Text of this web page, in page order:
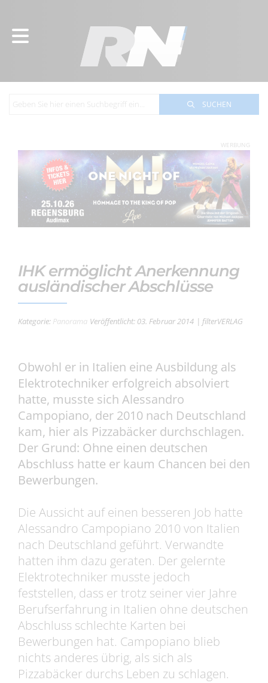
SUCHEN
WERBUNG
IHK ermöglicht Anerkennung
ausländischer Abschlüsse
Kategorie: Panorama Veröffentlicht: 03. Februar 2014 | filterVERLAG
Obwohl er in Italien eine Ausbildung als
Elektrotechniker erfolgreich absolviert
hatte, musste sich Alessandro
Campopiano, der 2010 nach Deutschland
kam, hier als Pizzabäcker durchschlagen.
Der Grund: Ohne einen deutschen
Abschluss hatte er kaum Chancen bei den
Bewerbungen.
Die Aussicht auf einen besseren Job hatte
Alessandro Campopiano 2010 von Italien
nach Deutschland geführt. Verwandte
hatten ihm dazu geraten. Der gelernte
Elektrotechniker musste jedoch
feststellen, dass er trotz seiner vier Jahre
Berufserfahrung in Italien ohne deutschen
Abschluss schlechte Karten bei
Bewerbungen hat. Campopiano blieb
nichts anderes übrig, als sich als
Pizzabäcker durchs Leben zu schlagen.